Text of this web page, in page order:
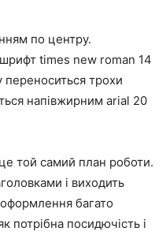
по центру.
times new roman 14
переноситься трохи
напівжирним arial 20
той самий план роботи.
і виходить
оформлення багато
потрібна посидючість і